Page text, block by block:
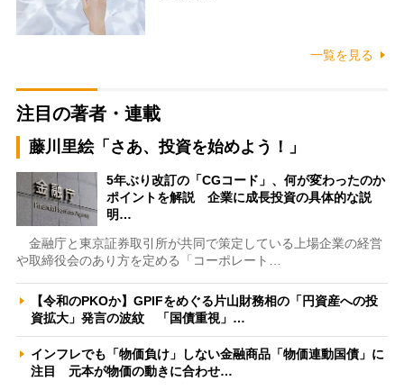
一覧を見る
注目の著者・連載
藤川里絵「さあ、投資を始めよう！」
5年ぶり改訂の「CGコード」、何が変わったのか
ポイントを解説 企業に成長投資の具体的な説
明…
金融庁と東京証券取引所が共同で策定している上場企業の経営
や取締役会のあり方を定める「コーポレート…
【令和のPKOか】GPIFをめぐる片山財務相の「円資産への投
資拡大」発言の波紋 「国債重視」…
インフレでも「物価負け」しない金融商品「物価連動国債」に
注目 元本が物価の動きに合わせ…